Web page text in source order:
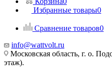
Избранные товары0
Сравнение товаров0
info@wattvolt.ru
Московская область, г. о.
этаж).